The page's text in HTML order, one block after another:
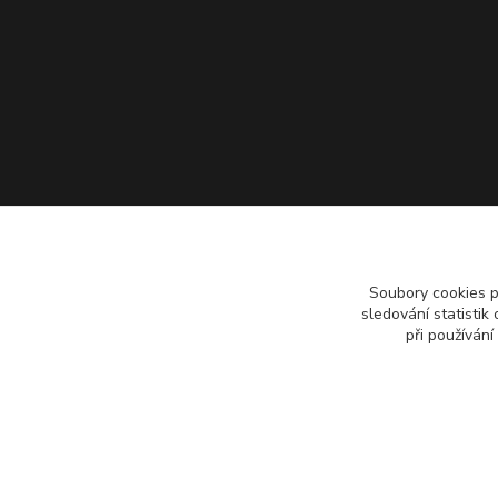
Soubory cookies
sledování statistik
při